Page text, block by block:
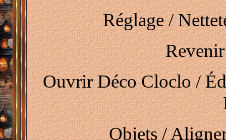
Réglage /
Ouvrir Déco Cloclo /
Objets /